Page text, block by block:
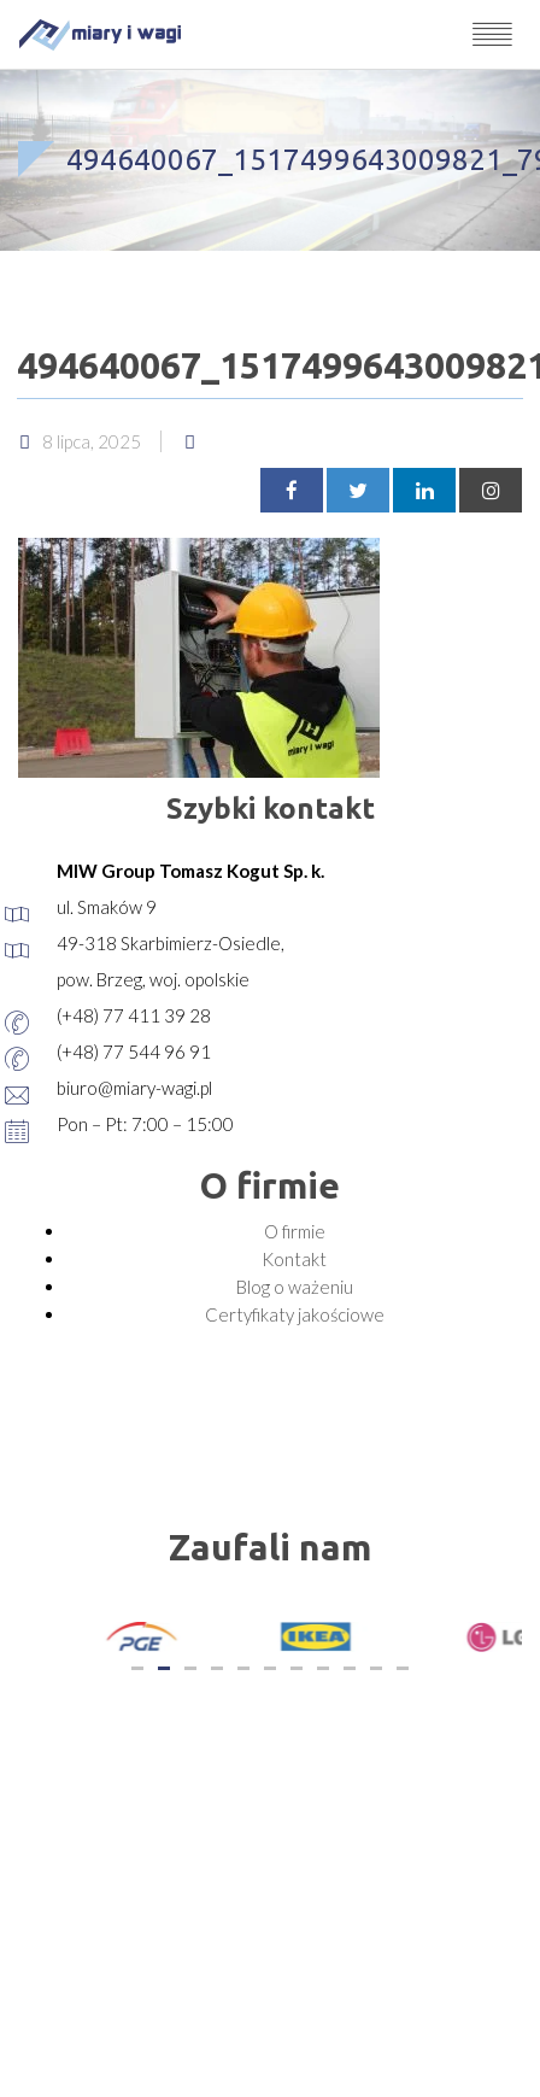
8 lipca, 2025
Szybki kontakt
MIW Group Tomasz Kogut Sp. k.
ul. Smaków 9
49-318 Skarbimierz-Osiedle,
pow. Brzeg, woj. opolskie
(+48) 77 411 39 28
(+48) 77 544 96 91
biuro@miary-wagi.pl
Pon – Pt: 7:00 – 15:00
O firmie
O firmie
Kontakt
Blog o ważeniu
Certyfikaty jakościowe
Zaufali nam